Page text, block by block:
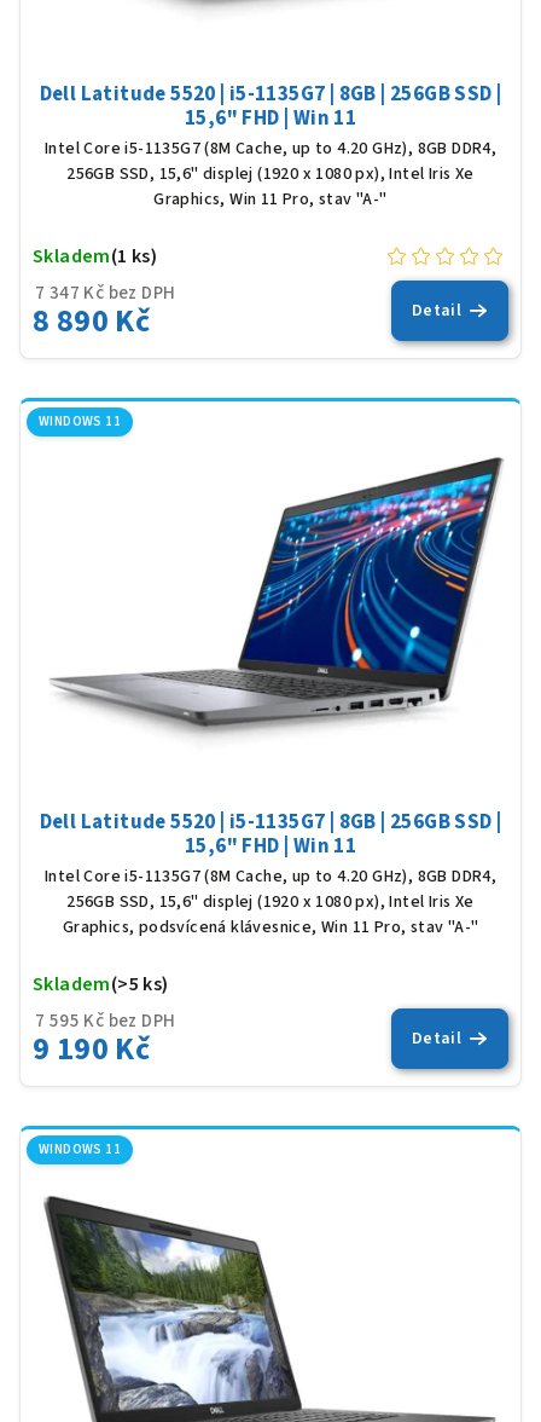
Dell Latitude 5520 | i5-1135G7 | 8GB | 256GB SSD |
15,6" FHD | Win 11
Intel Core i5-1135G7 (8M Cache, up to 4.20 GHz), 8GB DDR4,
256GB SSD, 15,6" displej (1920 x 1080 px), Intel Iris Xe
Graphics, Win 11 Pro, stav "A-"
7 347 Kč bez DPH
8 890 Kč
Skladem(1 ks)
Detail
WINDOWS 11
Dell Latitude 5520 | i5-1135G7 | 8GB | 256GB SSD |
15,6" FHD | Win 11
Intel Core i5-1135G7 (8M Cache, up to 4.20 GHz), 8GB DDR4,
256GB SSD, 15,6" displej (1920 x 1080 px), Intel Iris Xe
Graphics, podsvícená klávesnice, Win 11 Pro, stav "A-"
7 595 Kč bez DPH
9 190 Kč
Skladem(>5 ks)
5,0
z
5
Detail
WINDOWS 11